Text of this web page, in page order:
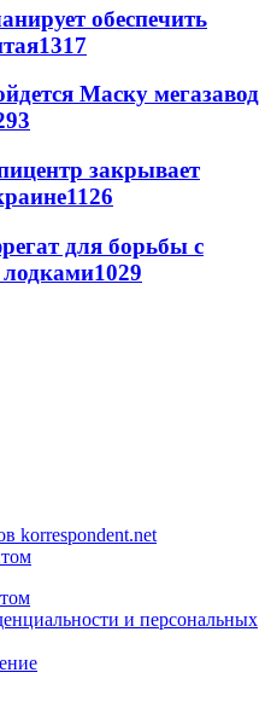
обеспечить
1317
Маску мегазавод
закрывает
1126
для борьбы с
1029
korrespondent.net
и персональных